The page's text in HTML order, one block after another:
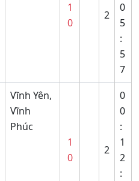
1
0
2
0
5
:
5
7
Vĩnh Yên,
Vĩnh
Phúc
1
0
2
0
0
:
1
2
: